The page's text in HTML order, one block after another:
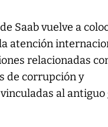
Saab vuelve a
atención
relacionadas
de corrupción y
al antiguo